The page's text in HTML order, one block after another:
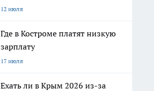
12 июля
Где в Костроме платят низкую
зарплату
17 июля
Ехать ли в Крым 2026 из-за